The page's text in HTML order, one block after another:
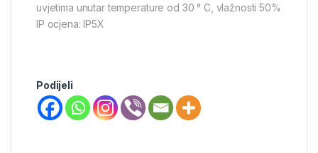
uvjetima unutar temperature od 30 ° C, vlažnosti 50%
IP ocjena: IP5X
Podijeli